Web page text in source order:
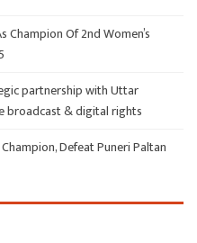
Of 2nd Women’s
partnership with Uttar
broadcast & digital rights
Defeat Puneri Paltan